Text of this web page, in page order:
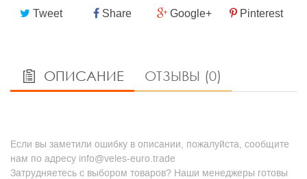
Tweet Share Google+ Pinterest
ОПИСАНИЕ ОТЗЫВЫ (0)
Если вы заметили ошибку в описании, пожалуйста, сообщите
нам по адресу info@veles-euro.trade
Затрудняетесь с выбором товаров? Наши менеджеры готовы